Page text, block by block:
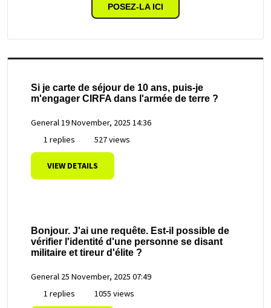
POSEZ-LA ICI
Si je carte de séjour de 10 ans, puis-je
m'engager CIRFA dans l'armée de terre ?
General19 November, 2025 14:36
1 replies
527 views
VIEW DETAILS
Bonjour. J'ai une requête. Est-il possible de
vérifier l'identité d'une personne se disant
militaire et tireur d'élite ?
General 25 November, 2025 07:49
1 replies
1055 views